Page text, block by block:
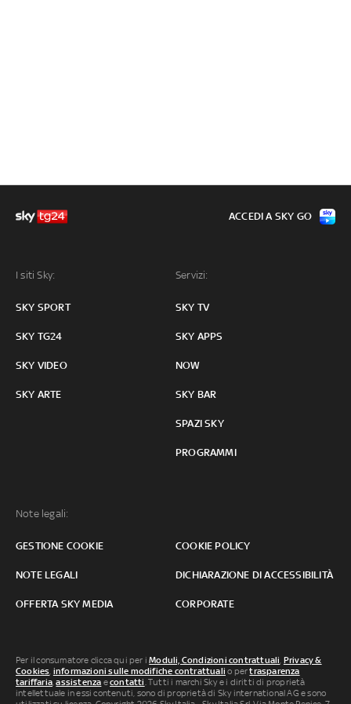
I siti Sky:
SKY SPORT
SKY TG24
SKY VIDEO
SKY ARTE
Servizi:
SKY TV
SKY APPS
NOW
SKY BAR
SPAZI SKY
PROGRAMMI
Note legali:
GESTIONE COOKIE COOKIE POLICY
NOTE LEGALI DICHIARAZIONE DI ACCESSIBILITÀ
OFFERTA SKY MEDIA CORPORATE
ACCEDI A SKY GO
Per il consumatore clicca qui per iModuli, Condizioni contrattuali, Privacy &
Cookies, informazioni sulle modifiche contrattuali o pertrasparenza
tariffaria,assistenza econtatti. Tutti i marchi Sky e i diritti di proprietà
intellettuale in essi contenuti, sono di proprietà di Sky international AG e sono